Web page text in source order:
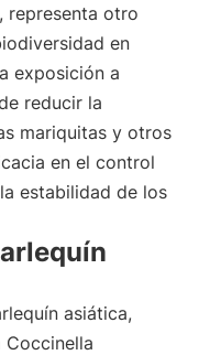
representa otro
en
exposición a
reducir la
mariquitas y otros
en el control
estabilidad de los
asiática,